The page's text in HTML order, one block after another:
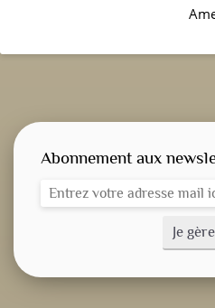
Abonnement aux
Je